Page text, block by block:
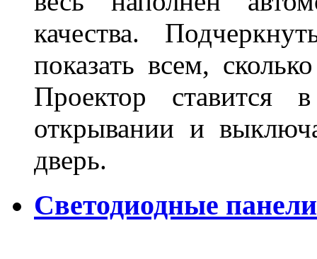
качества.
показать всем,
Проектор ставится
открывании и
дверь.
Светодиодные